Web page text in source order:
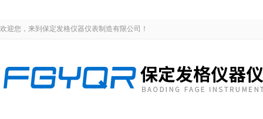
欢迎您，来到保定发格仪器仪表制造有限公司！